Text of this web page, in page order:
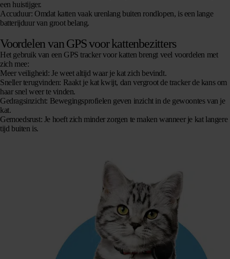
een huistijger.
Accuduur: Omdat katten vaak urenlang buiten rondlopen, is een lange
batterijduur van groot belang.
Voordelen van GPS voor kattenbezitters
Het gebruik van een GPS tracker voor katten brengt veel voordelen met
zich mee:
Meer veiligheid: Je weet altijd waar je kat zich bevindt.
Sneller terugvinden: Raakt je kat kwijt, dan vergroot de tracker de kans om
haar snel weer te vinden.
Gedragsinzicht: Bewegingsprofielen geven inzicht in de gewoontes van je
kat.
Gemoedsrust: Je hoeft zich minder zorgen te maken wanneer je kat langere
tijd buiten is.